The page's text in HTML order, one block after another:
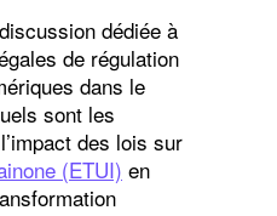
dédiée à
de régulation
dans le
sont les
des lois sur
(ETUI) en